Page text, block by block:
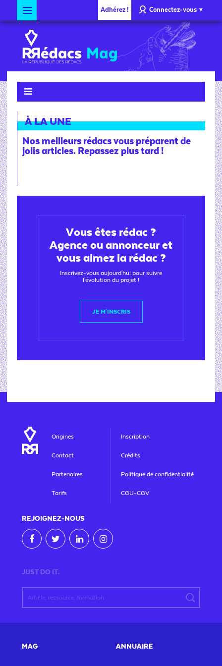
Connectez-vous
Adhérez !
Mag
À LA UNE
Nos meilleurs rédacs vous préparent de
jolis articles. Repassez plus tard !
Vous êtes rédac ?
Agence ou annonceur et
vous aimez la rédac ?
Inscrivez-vous aujourd'hui pour suivre
l'évolution du projet !
JE M'INSCRIS
Origines
Contact
Partenaires
Tarifs
Inscription
Crédits
Politique de confidentialité
CGU-CGV
REJOIGNEZ-NOUS
JUST DO IT.
MAG ANNUAIRE